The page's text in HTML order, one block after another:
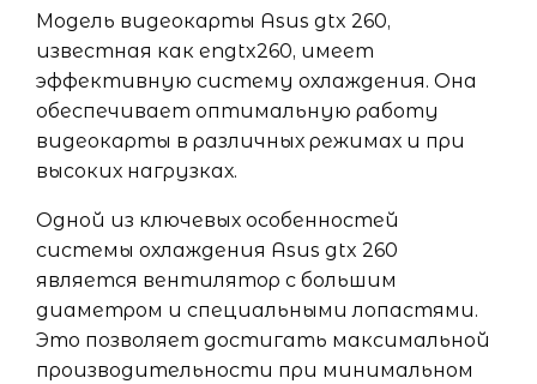
Модель видеокарты Asus gtx 260,
известная как engtx260, имеет
эффективную систему охлаждения. Она
обеспечивает оптимальную работу
видеокарты в различных режимах и при
высоких нагрузках.
Одной из ключевых особенностей
системы охлаждения Asus gtx 260
является вентилятор с большим
диаметром и специальными лопастями.
Это позволяет достигать максимальной
производительности при минимальном